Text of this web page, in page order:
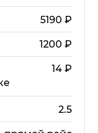
5190 ₽
1200 ₽
14₽
2.5